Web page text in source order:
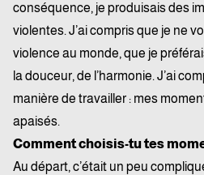
conséquence, je produisais des
violentes. J’ai compris que je ne
violence au monde, que je
la douceur, de l’harmonie. J’ai
manière de travailler : mes
apaisés.
Comment choisis-tu tes
Au départ, c’était un peu